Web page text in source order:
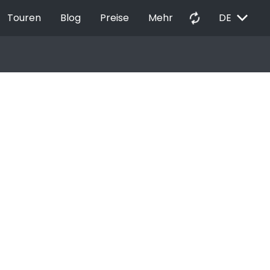
Touren Blog Preise Mehr autorenew DE EXPAND_MORE